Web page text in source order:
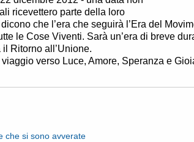
ricevettero parte della loro
che l’era che seguirà l’Era del
le Cose Viventi. Sarà un’era di breve
Ritorno all’Unione.
verso Luce, Amore, Speranza e
che si sono avverate